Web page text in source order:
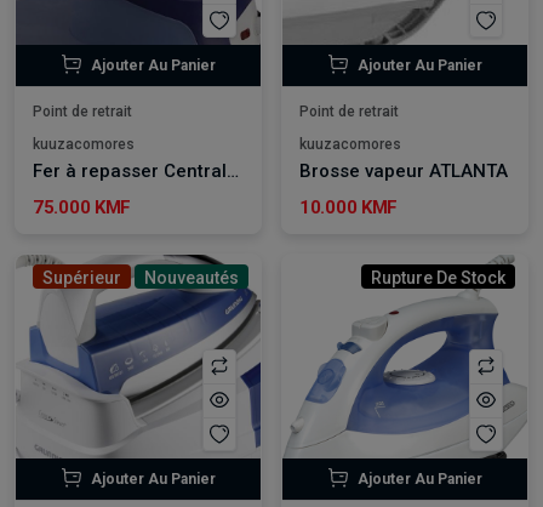
Ajouter Au Panier
Point de retrait
kuuzacomores
Fer à repasser Centrale vapeur FETERSA
75.000 KMF
Ajouter Au Panier
Point de retrait
kuuzacomores
Brosse vapeur ATLANTA
10.000 KMF
Supérieur Nouveautés
Ajouter Au Panier
Rupture De Stock
Ajouter Au Panier